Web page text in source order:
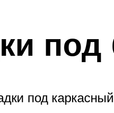
под
под